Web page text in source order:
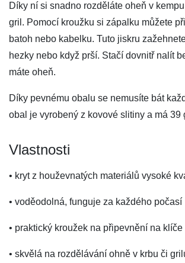
Díky ní si snadno rozděláte oheň v
gril. Pomocí kroužku si zápalku můžete
batoh nebo kabelku. Tuto jiskru
hezky nebo když prší. Stačí dovnitř nalít
máte oheň.
Díky pevnému obalu se nemusíte bát
obal je vyrobený z kovové slitiny a má 39
Vlastnosti
• kryt z houževnatých materiálů vysoké
• voděodolná, funguje za každého počasí
• praktický kroužek na připevnění na klíče
• skvělá na rozdělávání ohně v krbu či